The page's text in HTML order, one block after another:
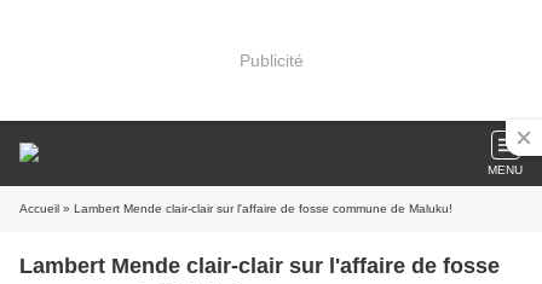
Publicité
MENU
Accueil » Lambert Mende clair-clair sur l'affaire de fosse commune de Maluku!
Lambert Mende clair-clair sur l'affaire de fosse